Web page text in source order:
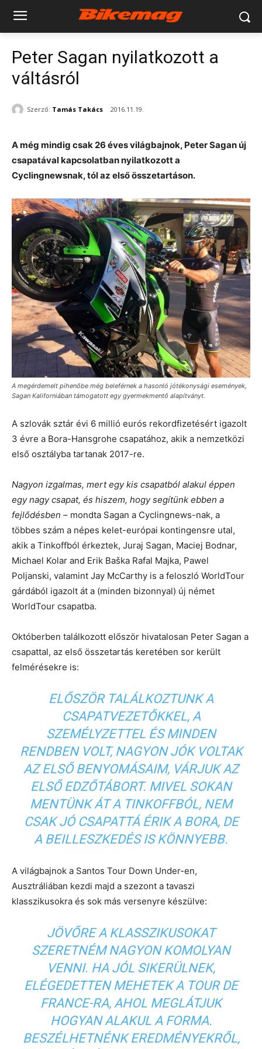
Peter Sagan nyilatkozott a
váltásról
Szerző: Tamás Takács 2016.11.19.
A még mindig csak 26 éves világbajnok, Peter Sagan új
csapatával kapcsolatban nyilatkozott a
Cyclingnewsnak, tól az első összetartáson.
A megérdemelt pihenőbe még beleférnek a hasonló jótékonysági események,
Sagan Kaliforniában támogatott egy gyermekmentő alapítványt.
A szlovák sztár évi 6 millió eurós rekordfizetésért igazolt
3 évre a Bora-Hansgrohe csapatához, akik a nemzetközi
első osztályba tartanak 2017-re.
Nagyon izgalmas, mert egy kis csapatból alakul éppen
egy nagy csapat, és hiszem, hogy segítünk ebben a
fejlődésben – mondta Sagan a Cyclingnews-nak, a
többes szám a népes kelet-európai kontingensre utal,
akik a Tinkoffból érkeztek, Juraj Sagan, Maciej Bodnar,
Michael Kolar and Erik Baška Rafal Majka, Pawel
Poljanski, valamint Jay McCarthy is a feloszló WorldTour
gárdából igazolt át a (minden bizonnyal) új német
WorldTour csapatba.
Októberben találkozott először hivatalosan Peter Sagan a
csapattal, az első összetartás keretében sor került
felmérésekre is:
ELŐSZÖR TALÁLKOZTUNK A
CSAPATVEZETŐKKEL, A
SZEMÉLYZETTEL ÉS MINDEN
RENDBEN VOLT, NAGYON JÓK VOLTAK
AZ ELSŐ BENYOMÁSAIM, VÁRJUK AZ
ELSŐ EDZŐTÁBORT. MIVEL SOKAN
MENTÜNK ÁT A TINKOFFBÓL, NEM
CSAK JÓ CSAPATTÁ ÉRIK A BORA, DE
A BEILLESZKEDÉS IS KÖNNYEBB.
A világbajnok a Santos Tour Down Under-en,
Ausztráliában kezdi majd a szezont a tavaszi
klasszikusokra és sok más versenyre készülve:
JÖVŐRE A KLASSZIKUSOKAT
SZERETNÉM NAGYON KOMOLYAN
VENNI. HA JÓL SIKERÜLNEK,
ELÉGEDETTEN MEHETEK A TOUR DE
FRANCE-RA, AHOL MEGLÁTJUK
HOGYAN ALAKUL A FORMA.
BESZÉLHETNÉNK EREDMÉNYEKRŐL,